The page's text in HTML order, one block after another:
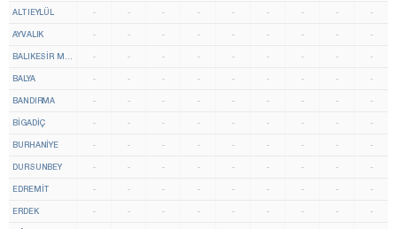
ALTIEYLÜL - - - - - - - - -
AYVALIK - - - - - - - - -
BALIKESİR MERKEZ - - - - - - - - -
BALYA - - - - - - - - -
BANDIRMA - - - - - - - - -
BİGADİÇ - - - - - - - - -
BURHANİYE - - - - - - - - -
DURSUNBEY - - - - - - - - -
EDREMİT - - - - - - - - -
ERDEK - - - - - - - - -